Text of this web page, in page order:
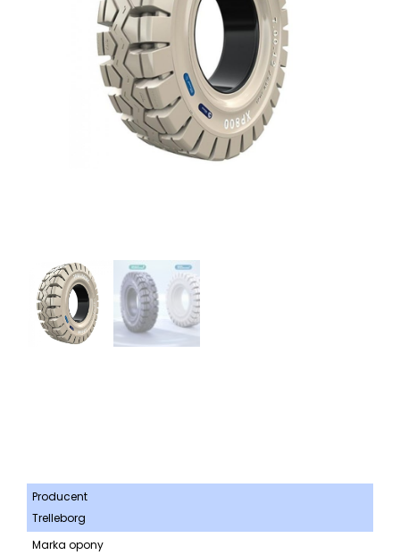
Producent
Trelleborg
Marka opony